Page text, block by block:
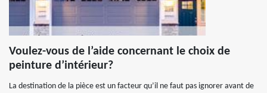
Voulez-vous de l’aide concernant le choix de
peinture d’intérieur?
La destination de la pièce est un facteur qu’il ne faut pas ignorer avant de